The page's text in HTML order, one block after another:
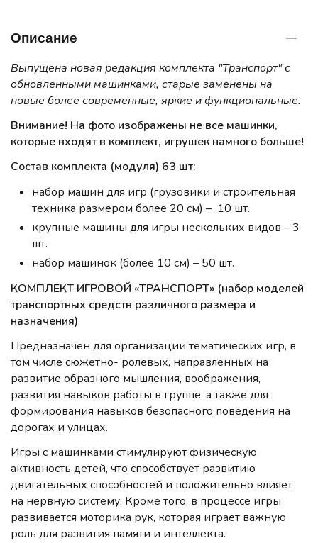
Описание
Выпущена новая редакция комплекта "Транспорт" с
обновленными машинками, старые заменены на
новые более современные, яркие и функциональные.
Внимание! На фото изображены не все машинки,
которые входят в комплект, игрушек намного больше!
Состав комплекта (модуля) 63 шт:
набор машин для игр (грузовики и строительная
техника размером более 20 см) – 10 шт.
крупные машины для игры нескольких видов – 3
шт.
набор машинок (более 10 см) – 50 шт.
КОМПЛЕКТ ИГРОВОЙ «ТРАНСПОРТ» (набор моделей
транспортных средств различного размера и
назначения)
Предназначен для организации тематических игр, в
том числе сюжетно- ролевых, направленных на
развитие образного мышления, воображения,
развития навыков работы в группе, а также для
формирования навыков безопасного поведения на
дорогах и улицах.
Игры с машинками стимулируют физическую
активность детей, что способствует развитию
двигательных способностей и положительно влияет
на нервную систему. Кроме того, в процессе игры
развивается моторика рук, которая играет важную
роль для развития памяти и интеллекта.